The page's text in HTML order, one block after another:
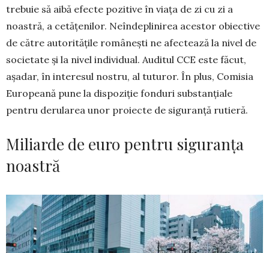
trebuie să aibă efecte pozitive în viața de zi cu zi a
noastră, a cetățenilor. Neîndeplinirea acestor obiective
de către autoritățile românești ne afectează la nivel de
societate și la nivel individual. Auditul CCE este făcut,
așadar, în interesul nostru, al tuturor. În plus, Comisia
Europeană pune la dispoziție fonduri substanțiale
pentru derularea unor proiecte de siguranță rutieră.
Miliarde de euro pentru siguranța
noastră